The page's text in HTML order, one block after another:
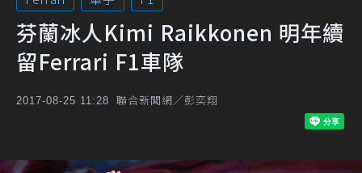
芬蘭冰人Kimi Raikkonen 明年續
留Ferrari F1車隊
2017-08-25 11:28 聯合新聞網／彭奕翔